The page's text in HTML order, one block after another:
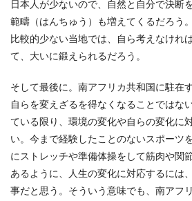
日本人が少ないので、自然と自分で決断
範疇（はんちゅう）も増えてくるだろう
比較的少ない当地では、自ら考えなけれ
て、大いに鍛えられるだろう。
そして最後に。南アフリカ共和国に駐在
自らを変えざるを得なくなることでは
ている限り、環境の変化や自らの変化に
い。今まで経験したことのないスポーツ
にストレッチや準備体操をして筋肉や関
あるように、人生の変化に対応するには
事だと思う。そういう意味でも、南アフ